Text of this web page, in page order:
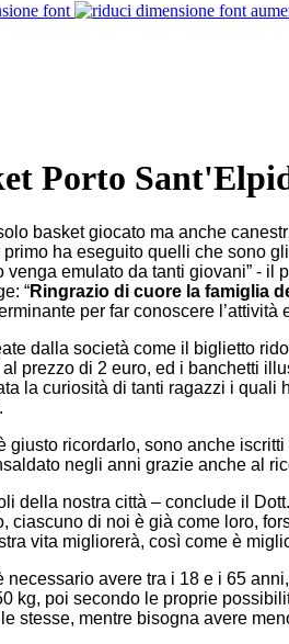
font
Porto
basket giocato ma anche
primo ha eseguito quelli che sono
venga emulato da tanti giovani” -
“Ringrazio di cuore la famiglia
per far conoscere
dalla società come il biglietto
prezzo di 2 euro, ed i banchetti
la curiosità di tanti ragazzi i
giusto ricordarlo, sono anche
negli anni grazie anche al
della nostra città – conclude il
ciascuno di noi è già come loro,
vita migliorerà, così come è
necessario avere tra i 18 e i 65
kg, poi secondo le proprie
stesse, mentre bisogna avere